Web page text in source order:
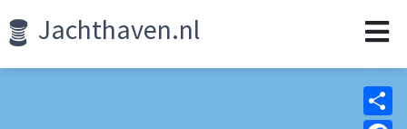
Jachthaven.nl